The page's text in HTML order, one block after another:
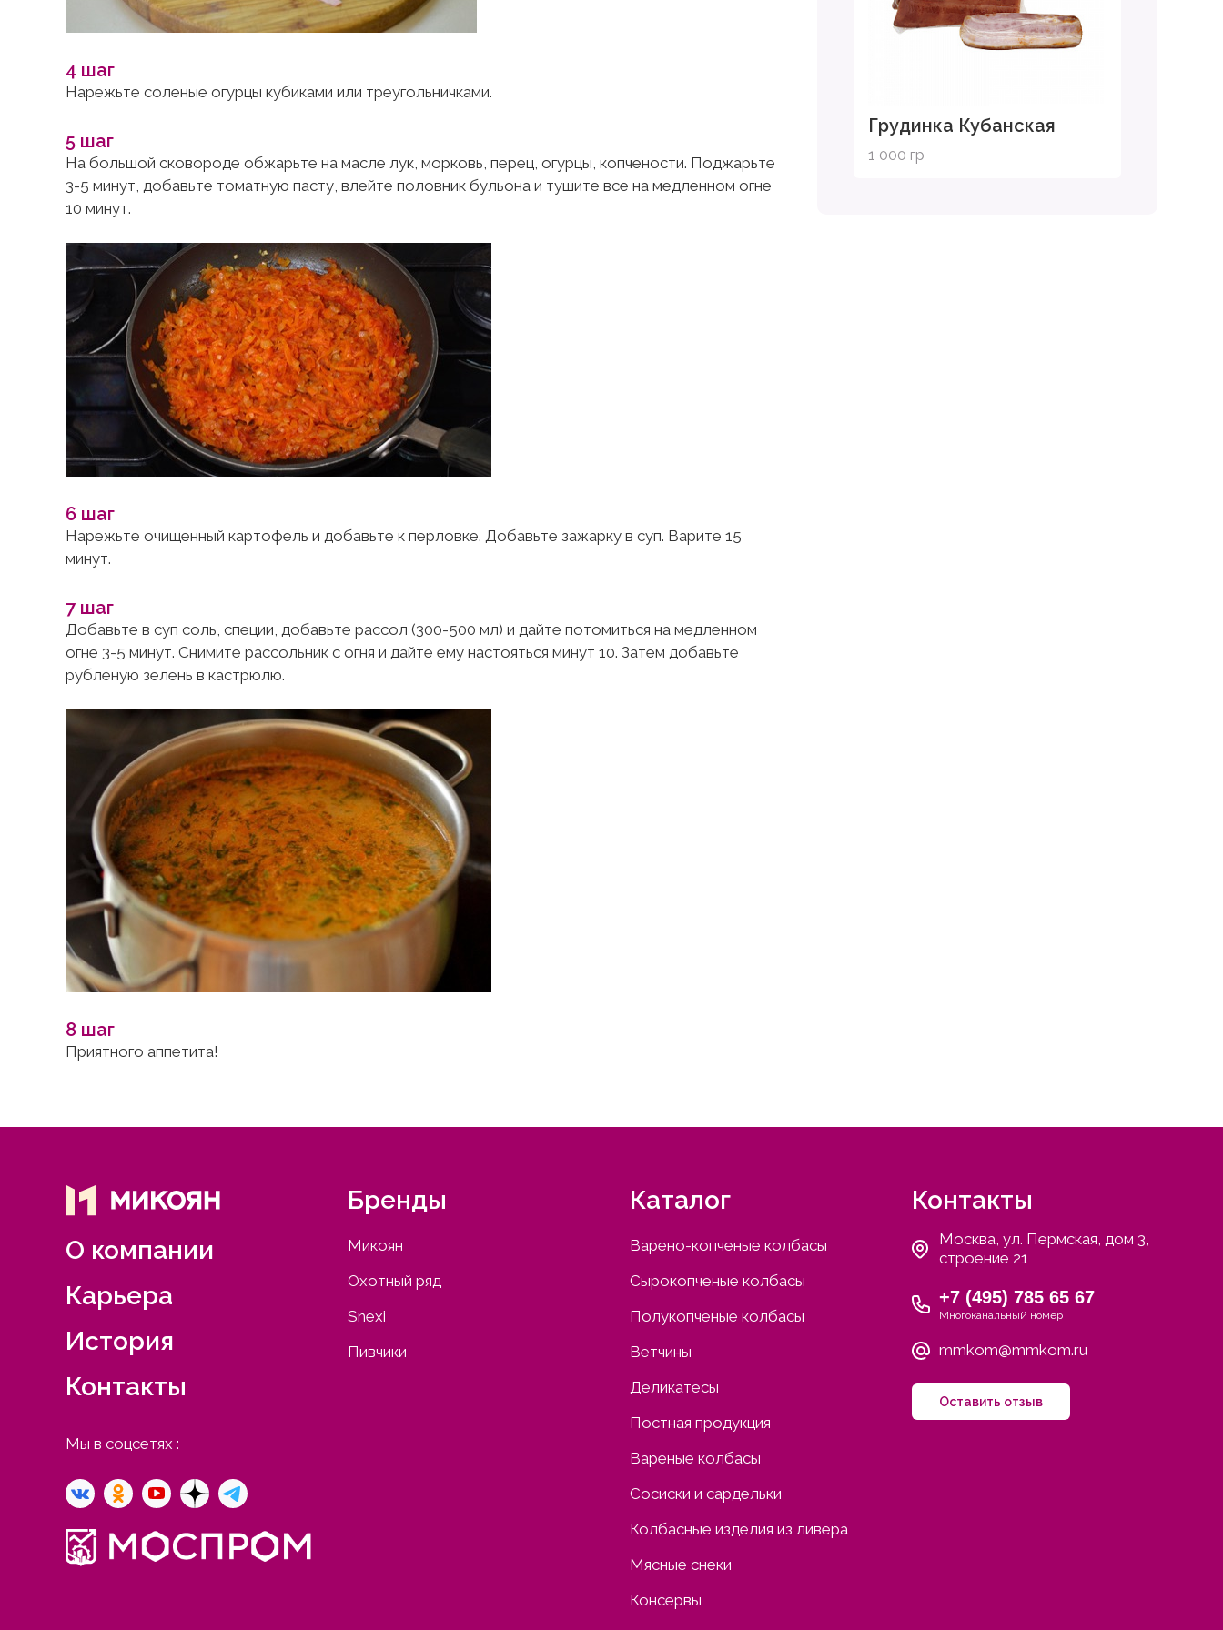
4 шаг
Нарежьте соленые огурцы кубиками или треугольничками.
5 шаг
На большой сковороде обжарьте на масле лук, морковь, перец, огурцы, копчености. Поджарьте
3-5 минут, добавьте томатную пасту, влейте половник бульона и тушите все на медленном огне
10 минут.
6 шаг
Нарежьте очищенный картофель и добавьте к перловке. Добавьте зажарку в суп. Варите 15
минут.
7 шаг
Добавьте в суп соль, специи, добавьте рассол (300-500 мл) и дайте потомиться на медленном
огне 3-5 минут. Снимите рассольник с огня и дайте ему настояться минут 10. Затем добавьте
рубленую зелень в кастрюлю.
8 шаг
Приятного аппетита!
Грудинка Кубанская
1 000 гр
О компании
Карьера
История
Контакты
Мы в соцсетях :
Бренды
Микоян
Охотный ряд
Snexi
Пивчики
Каталог
Варено-копченые колбасы
Сырокопченые колбасы
Полукопченые колбасы
Ветчины
Деликатесы
Постная продукция
Вареные колбасы
Сосиски и сардельки
Колбасные изделия из ливера
Мясные снеки
Консервы
Контакты
Москва, ул. Пермская, дом 3,
строение 21
+7 (495) 785 65 67
Многоканальный номер
mmkom@mmkom.ru
Оставить отзыв